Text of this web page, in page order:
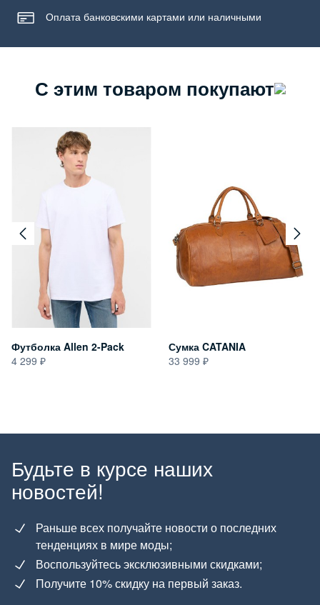
Оплата банковскими картами или наличными
С этим товаром покупают
Футболка Allen 2-Pack
4 299
Сумка CATANIA
33 999
Будьте в курсе наших
новостей!
Раньше всех получайте новости о последних
тенденциях в мире моды;
Воспользуйтесь эксклюзивными скидками;
Получите 10% скидку на первый заказ.